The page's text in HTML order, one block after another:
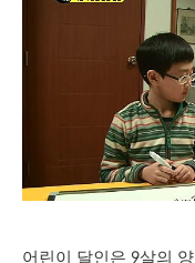
어린이 달인은 9살의